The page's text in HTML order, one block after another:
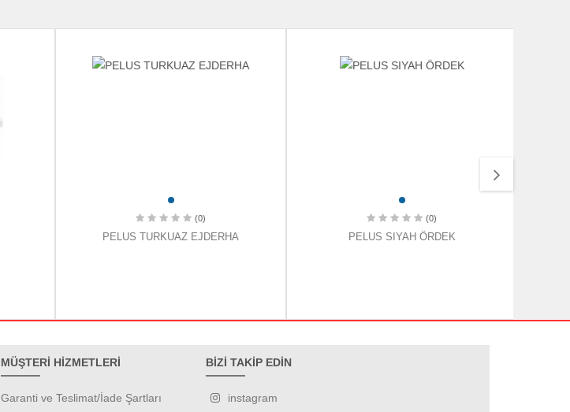
(0)
PELUS TURKUAZ EJDERHA
(0)
PELUS SIYAH ÖRDEK
MÜŞTERİ HİZMETLERİ
Garanti ve Teslimat/İade Şartları
BİZİ TAKİP EDİN
instagram